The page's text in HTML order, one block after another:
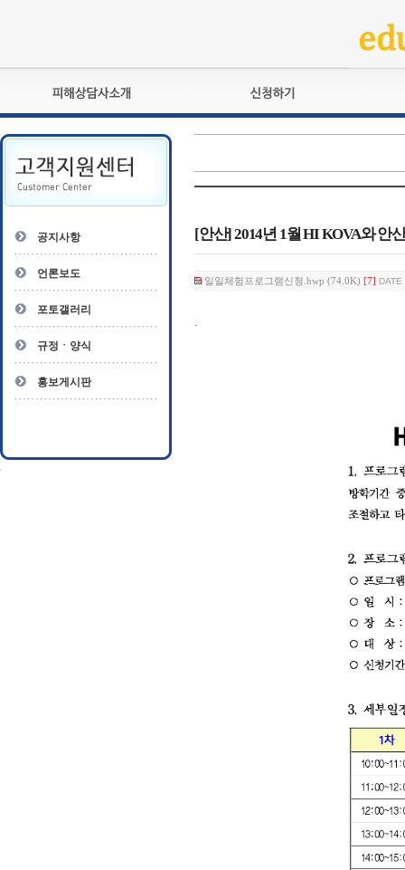
피해상담사란?
자격관리규정
상담사 자격증 확인
- 피해상담사 1급
- 전문수련감독자
- 전문수련기관
교육훈련
자격복원
공지사항
언론보도
포토갤러리
규정ㆍ양식
홍보게시판
[안산] 2014년 1월 HI KOVA와 안
일일체험프로그램신청.hwp (74.0K) [7]
.